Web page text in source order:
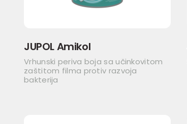
JUPOL Amikol
Vrhunski periva boja sa učinkovitom
zaštitom filma protiv razvoja
bakterija